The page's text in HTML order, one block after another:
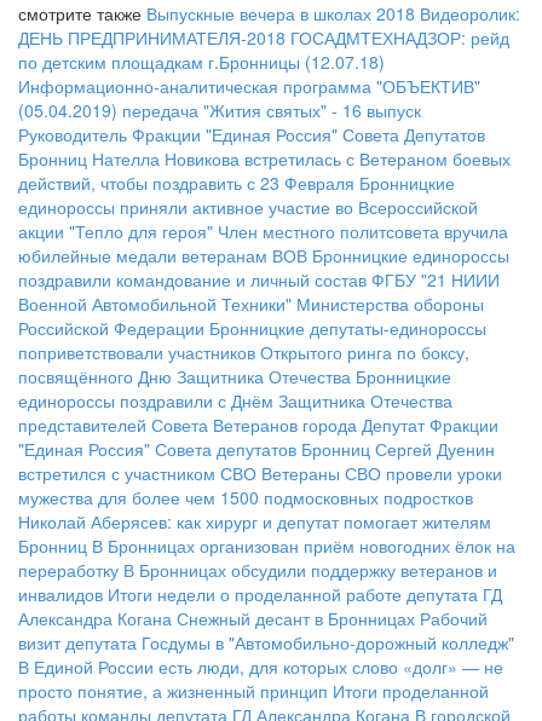
смотрите также Выпускные вечера в школах 2018 Видеоролик:
ДЕНЬ ПРЕДПРИНИМАТЕЛЯ-2018 ГОСАДМТЕХНАДЗОР: рейд
по детским площадкам г.Бронницы (12.07.18)
Информационно-аналитическая программа "ОБЪЕКТИВ"
(05.04.2019) передача "Жития святых" - 16 выпуск
Руководитель Фракции "Единая Россия" Совета Депутатов
Бронниц Нателла Новикова встретилась с Ветераном боевых
действий, чтобы поздравить с 23 Февраля Бронницкие
единороссы приняли активное участие во Всероссийской
акции "Тепло для героя" Член местного политсовета вручила
юбилейные медали ветеранам ВОВ Бронницкие единороссы
поздравили командование и личный состав ФГБУ "21 НИИИ
Военной Автомобильной Техники" Министерства обороны
Российской Федерации Бронницкие депутаты-единороссы
поприветствовали участников Открытого ринга по боксу,
посвящённого Дню Защитника Отечества Бронницкие
единороссы поздравили с Днём Защитника Отечества
представителей Совета Ветеранов города Депутат Фракции
"Единая Россия" Совета депутатов Бронниц Сергей Дуенин
встретился с участником СВО Ветераны СВО провели уроки
мужества для более чем 1500 подмосковных подростков
Николай Аберясев: как хирург и депутат помогает жителям
Бронниц В Бронницах организован приём новогодних ёлок на
переработку В Бронницах обсудили поддержку ветеранов и
инвалидов Итоги недели о проделанной работе депутата ГД
Александра Когана Снежный десант в Бронницах Рабочий
визит депутата Госдумы в "Автомобильно-дорожный колледж"
В Единой России есть люди, для которых слово «долг» — не
просто понятие, а жизненный принцип Итоги проделанной
работы команды депутата ГД Александра Когана В городской